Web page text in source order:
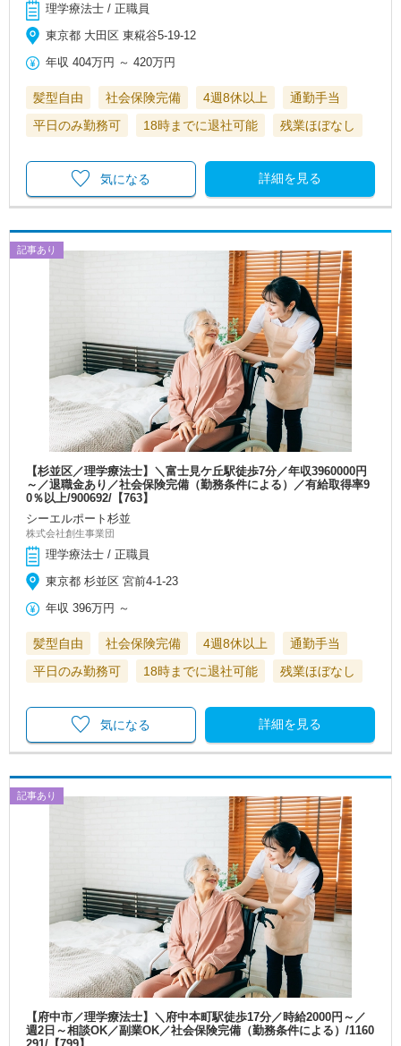
理学療法士 / 正職員
東京都 大田区 東糀谷5-19-12
年収 404万円 ～420万円
髪型自由 社会保険完備 4週8休以上
通勤手当
平日のみ勤務可
18時までに退社可能 残業ほぼなし
詳細を見る
気になる
記事あり
【杉並区／理学療法士】＼富士見ケ丘駅徒歩7分／年収3960000円
～／退職金あり／社会保険完備（勤務条件による）／有給取得率9
0％以上/900692/【763】
シーエルポート杉並
株式会社創生事業団
理学療法士 / 正職員
東京都 杉並区 宮前4-1-23
年収 396万円 ～
髪型自由 社会保険完備 4週8休以上
通勤手当
平日のみ勤務可
18時までに退社可能 残業ほぼなし
詳細を見る
気になる
記事あり
【府中市／理学療法士】＼府中本町駅徒歩17分／時給2000円～／
週2日～相談OK／副業OK／社会保険完備（勤務条件による）/1160